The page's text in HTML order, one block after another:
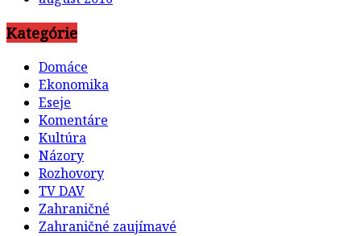
Kategórie
Domáce
Ekonomika
Eseje
Komentáre
Kultúra
Názory
Rozhovory
TV DAV
Zahraničné
Zahraničné zaujímavé